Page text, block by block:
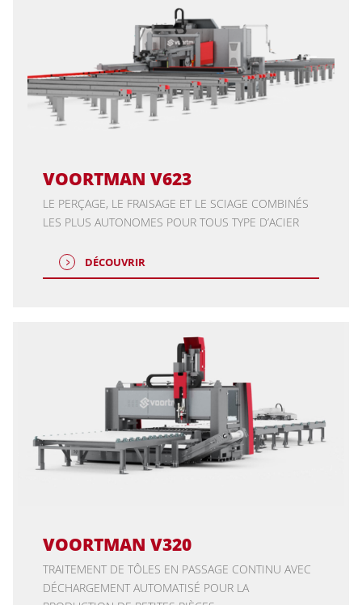
VOORTMAN V623
LE PERÇAGE, LE FRAISAGE ET LE SCIAGE COMBINÉS
LES PLUS AUTONOMES POUR TOUS TYPE D’ACIER
DÉCOUVRIR
VOORTMAN V320
TRAITEMENT DE TÔLES EN PASSAGE CONTINU AVEC
DÉCHARGEMENT AUTOMATISÉ POUR LA